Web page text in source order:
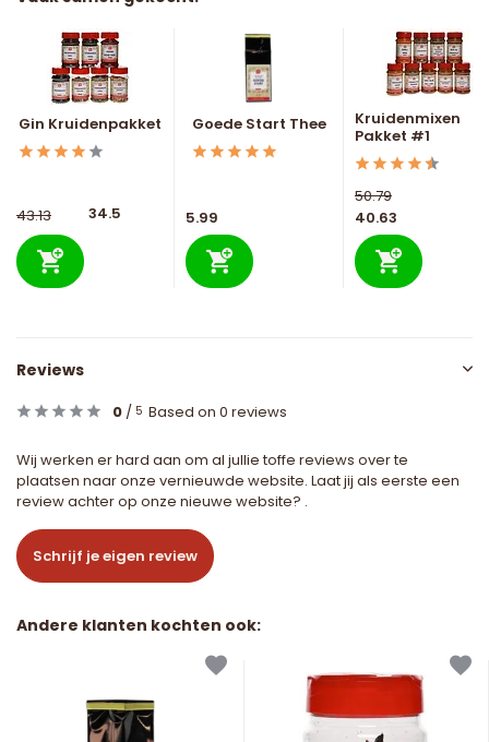
Gin Kruidenpakket
43.13 34.5
Goede Start Thee
5.99
Kruidenmixen
Pakket #1
50.79
40.63
Reviews
0 / 5 Based on 0 reviews
Wij werken er hard aan om al jullie toffe reviews over te
plaatsen naar onze vernieuwde website. Laat jij als eerste een
review achter op onze nieuwe website? .
Schrijf je eigen review
Andere klanten kochten ook: